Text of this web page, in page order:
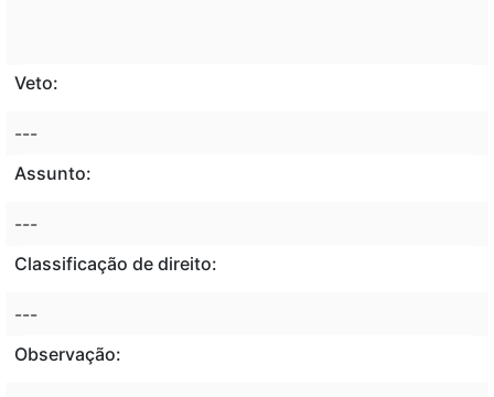
Veto:
---
Assunto:
---
Classificação de direito:
---
Observação: